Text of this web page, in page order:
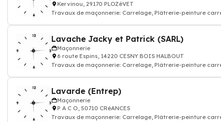
Kervinou, 29170 PLOZéVET
Travaux de maçonnerie: Carrelage, Plâtrerie-peinture
Lavache Jacky et Patrick (SARL)
Maçonnerie
6 route Espins, 14220 CESNY BOIS HALBOUT
Travaux de maçonnerie: Carrelage, Plâtrerie-peinture
Lavarde (Entrep)
Maçonnerie
P A C O, 50710 CRéANCES
Travaux de maçonnerie: Carrelage, Plâtrerie-peinture